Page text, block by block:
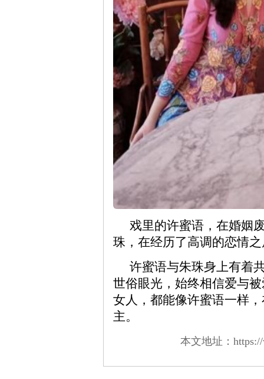
戏里的许蜜语，在婚姻
珠，在经历了高调的恋情
许蜜语与朱珠身上有着
世俗眼光，始终相信爱与
女人，都能像许蜜语一样
主。
本文地址：